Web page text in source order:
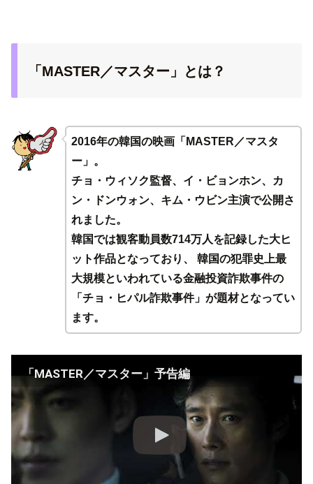
「MASTER／マスター」とは？
2016年の韓国の映画「MASTER／マスタ
ー」。
チョ・ウィソク監督、イ・ビョンホン、カ
ン・ドンウォン、キム・ウビン主演で公開さ
れました。
韓国では観客動員数714万人を記録した大ヒ
ット作品となっており、 韓国の犯罪史上最
大規模といわれている金融投資詐欺事件の
「チョ・ヒパル詐欺事件」が題材となってい
ます。
「MASTER／マスター」予告編